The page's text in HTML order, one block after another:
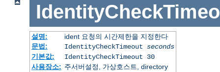
설명:
ident 요청의 시간제한을 지정한다
문법:
IdentityCheckTimeout seconds
기본값:
IdentityCheckTimeout 30
사용장소: 주서버설정, 가상호스트, directory